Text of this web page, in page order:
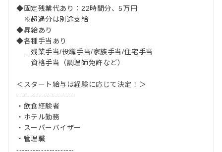
◆固定残業代あり：22時間分、5万円
※超過分は別途支給
◆昇給あり
◆各種手当あり
…残業手当/役職手当/家族手当/住宅手当
資格手当（調理師免許など）
＜スタート給与は経験に応じて決定！＞
---------------------
・飲食経験者
・ホテル勤務
・スーパーバイザー
・管理職
---------------------